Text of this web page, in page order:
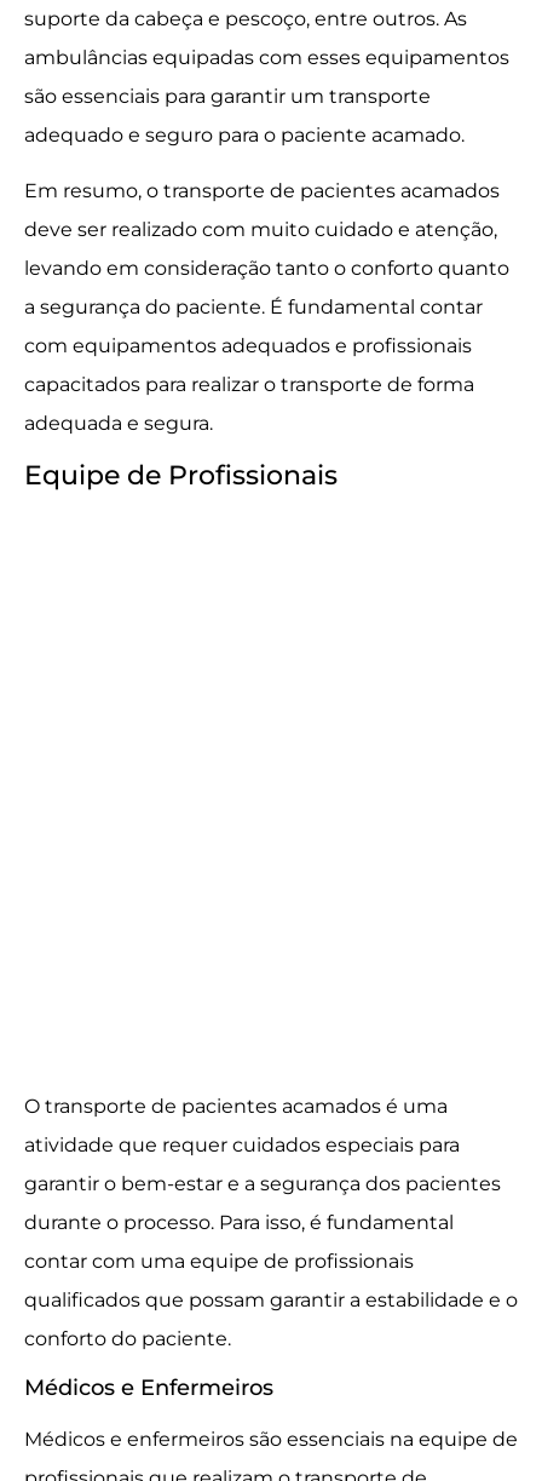
suporte da cabeça e pescoço, entre outros. As
ambulâncias equipadas com esses equipamentos
são essenciais para garantir um transporte
adequado e seguro para o paciente acamado.
Em resumo, o transporte de pacientes acamados
deve ser realizado com muito cuidado e atenção,
levando em consideração tanto o conforto quanto
a segurança do paciente. É fundamental contar
com equipamentos adequados e profissionais
capacitados para realizar o transporte de forma
adequada e segura.
Equipe de Profissionais
O transporte de pacientes acamados é uma
atividade que requer cuidados especiais para
garantir o bem-estar e a segurança dos pacientes
durante o processo. Para isso, é fundamental
contar com uma equipe de profissionais
qualificados que possam garantir a estabilidade e o
conforto do paciente.
Médicos e Enfermeiros
Médicos e enfermeiros são essenciais na equipe de